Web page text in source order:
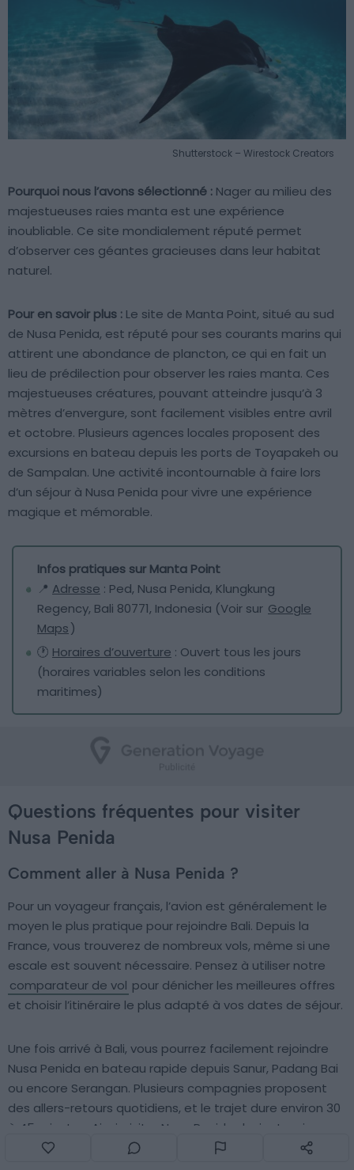
Shutterstock – Wirestock Creators
Pourquoi nous l’avons sélectionné : Nager au milieu des
majestueuses raies manta est une expérience
inoubliable. Ce site mondialement réputé permet
d’observer ces géantes gracieuses dans leur habitat
naturel.
Pour en savoir plus : Le site de Manta Point, situé au sud
de Nusa Penida, est réputé pour ses courants marins qui
attirent une abondance de plancton, ce qui en fait un
lieu de prédilection pour observer les raies manta. Ces
majestueuses créatures, pouvant atteindre jusqu’à 3
mètres d’envergure, sont facilement visibles entre avril
et octobre. Plusieurs agences locales proposent des
excursions en bateau depuis les ports de Toyapakeh ou
de Sampalan. Une activité incontournable à faire lors
d’un séjour à Nusa Penida pour vivre une expérience
magique et mémorable.
Infos pratiques sur Manta Point
📍 Adresse : Ped, Nusa Penida, Klungkung
Regency, Bali 80771, Indonesia (Voir sur Google
Maps)
🕐 Horaires d’ouverture : Ouvert tous les jours
(horaires variables selon les conditions
maritimes)
Questions fréquentes pour visiter
Nusa Penida
Comment aller à Nusa Penida ?
Pour un voyageur français, l’avion est généralement le
moyen le plus pratique pour rejoindre Bali. Depuis la
France, vous trouverez de nombreux vols, même si une
escale est souvent nécessaire. Pensez à utiliser notre
comparateur de vol pour dénicher les meilleures offres
et choisir l’itinéraire le plus adapté à vos dates de séjour.
Une fois arrivé à Bali, vous pourrez facilement rejoindre
Nusa Penida en bateau rapide depuis Sanur, Padang Bai
ou encore Serangan. Plusieurs compagnies proposent
des allers-retours quotidiens, et le trajet dure environ 30
à 45 minutes. Ainsi, visiter Nusa Penida devient un jeu
d’enfant : il ne vous reste plus qu’à embarquer et à